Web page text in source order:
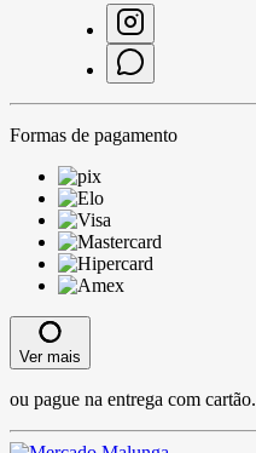
Formas de pagamento
Ver mais
ou pague na entrega com cartão.